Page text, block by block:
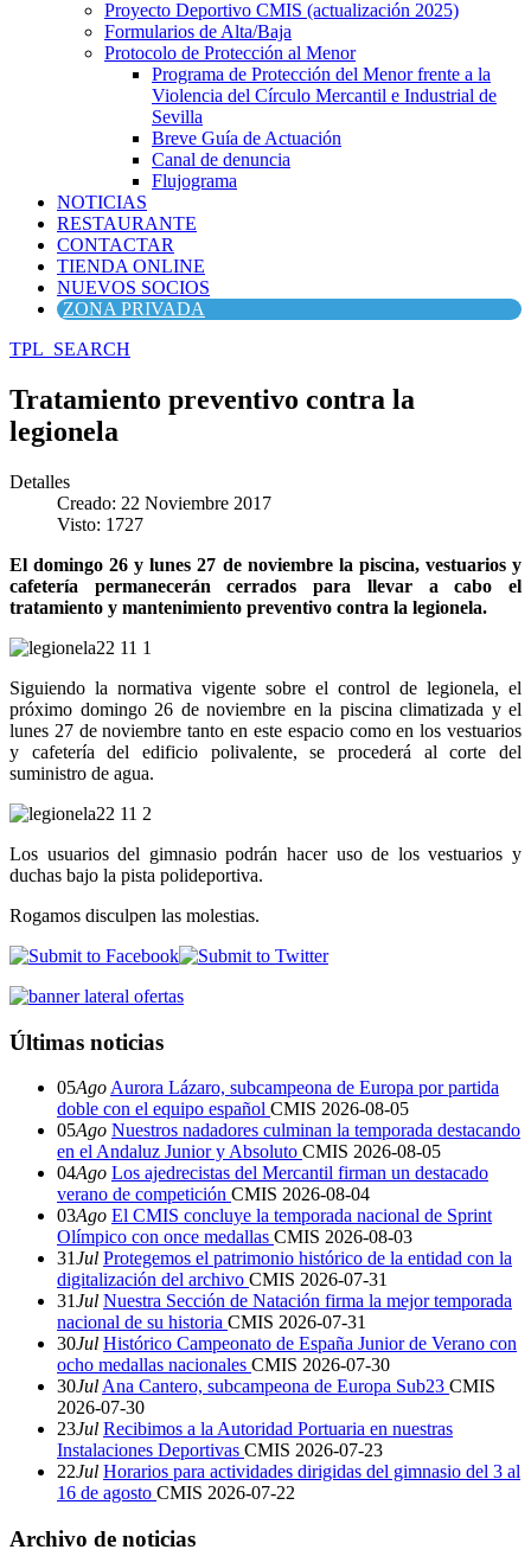
Proyecto Deportivo CMIS (actualización 2025)
Formularios de Alta/Baja
Protocolo de Protección al Menor
Programa de Protección del Menor frente a la
Violencia del Círculo Mercantil e Industrial de
Sevilla
Breve Guía de Actuación
Canal de denuncia
Flujograma
NOTICIAS
RESTAURANTE
CONTACTAR
TIENDA ONLINE
NUEVOS SOCIOS
ZONA PRIVADA
TPL_SEARCH
Tratamiento preventivo contra la
legionela
Detalles
Creado: 22 Noviembre 2017
Visto: 1727
El domingo 26 y lunes 27 de noviembre la piscina, vestuarios y
cafetería permanecerán cerrados para llevar a cabo el
tratamiento y mantenimiento preventivo contra la legionela.
Siguiendo la normativa vigente sobre el control de legionela, el
próximo domingo 26 de noviembre en la piscina climatizada y el
lunes 27 de noviembre tanto en este espacio como en los vestuarios
y cafetería del edificio polivalente, se procederá al corte del
suministro de agua.
Los usuarios del gimnasio podrán hacer uso de los vestuarios y
duchas bajo la pista polideportiva.
Rogamos disculpen las molestias.
Últimas noticias
05Ago Aurora Lázaro, subcampeona de Europa por partida
doble con el equipo español CMIS 2026-08-05
05Ago Nuestros nadadores culminan la temporada destacando
en el Andaluz Junior y Absoluto CMIS 2026-08-05
04Ago Los ajedrecistas del Mercantil firman un destacado
verano de competición CMIS 2026-08-04
03Ago El CMIS concluye la temporada nacional de Sprint
Olímpico con once medallas CMIS 2026-08-03
31Jul Protegemos el patrimonio histórico de la entidad con la
digitalización del archivo CMIS 2026-07-31
31Jul Nuestra Sección de Natación firma la mejor temporada
nacional de su historia CMIS 2026-07-31
30Jul Histórico Campeonato de España Junior de Verano con
ocho medallas nacionales CMIS 2026-07-30
30Jul Ana Cantero, subcampeona de Europa Sub23 CMIS
2026-07-30
23Jul Recibimos a la Autoridad Portuaria en nuestras
Instalaciones Deportivas CMIS 2026-07-23
22Jul Horarios para actividades dirigidas del gimnasio del 3 al
16 de agosto CMIS 2026-07-22
Archivo de noticias